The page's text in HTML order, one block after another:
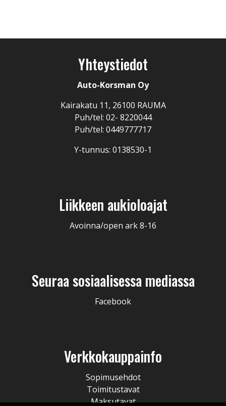
Yhteystiedot
Auto-Korsman Oy
Kairakatu 11, 26100 RAUMA
Puh/tel: 02- 8220044
Puh/tel: 0449777717
Y-tunnus: 0138530-1
Liikkeen aukioloajat
Avoinna/open ark 8-16
Seuraa sosiaalisessa mediassa
Facebook
Verkkokauppainfo
Sopimusehdot
Toimitustavat
Maksutavat